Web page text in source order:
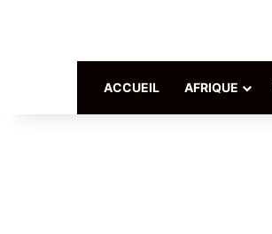
ACCUEIL AFRIQUE